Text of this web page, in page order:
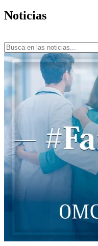
Noticias